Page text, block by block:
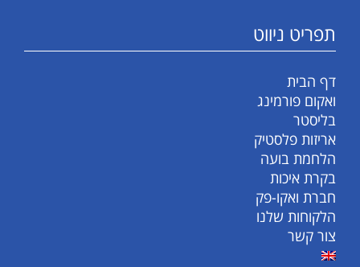
תפריט ניווט
דף הבית
ואקום פורמינג
בליסטר
אריזות פלסטיק
הלחמת בועה
בקרת איכות
חברת ואקו-פק
הלקוחות שלנו
צור קשר